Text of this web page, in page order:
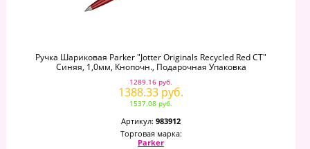
Ручка Шариковая Parker "Jotter Originals Recycled Red CT"
Синяя, 1,0мм, Кнопочн., Подарочная Упаковка
1289.16 руб.
1388.33 руб.
1537.08 руб.
Артикул: 983912
Торговая марка:
Parker